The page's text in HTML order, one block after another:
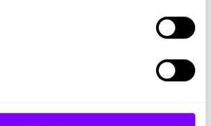
Ausbildung in einem regional
Familienunternehmen mit moderner
Alle Infos